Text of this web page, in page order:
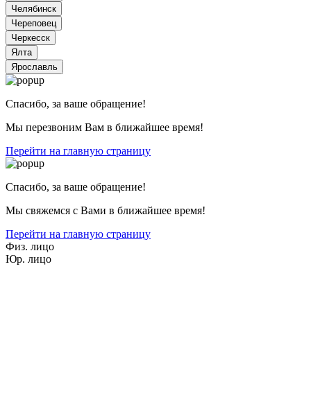
Спасибо, за ваше обращение!
Мы перезвоним Вам в ближайшее время!
Перейти на главную страницу
Спасибо, за ваше обращение!
Мы свяжемся с Вами в ближайшее время!
Перейти на главную страницу
Физ. лицо
Юр. лицо